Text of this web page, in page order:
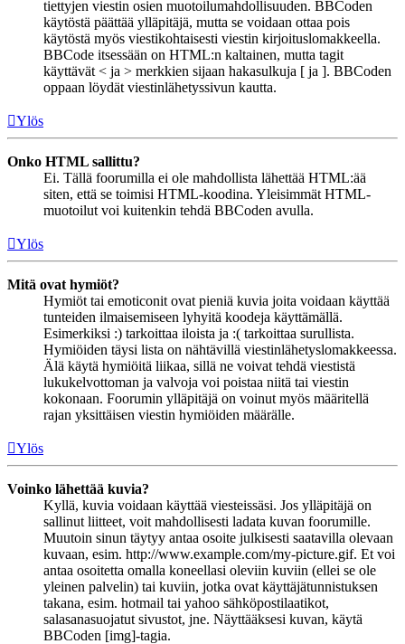
tiettyjen viestin osien muotoilumahdollisuuden. BBCoden
käytöstä päättää ylläpitäjä, mutta se voidaan ottaa pois
käytöstä myös viestikohtaisesti viestin kirjoituslomakkeella.
BBCode itsessään on HTML:n kaltainen, mutta tagit
käyttävät < ja > merkkien sijaan hakasulkuja [ ja ]. BBCoden
oppaan löydät viestinlähetyssivun kautta.
Ylös
Onko HTML sallittu?
Ei. Tällä foorumilla ei ole mahdollista lähettää HTML:ää
siten, että se toimisi HTML-koodina. Yleisimmät HTML-
muotoilut voi kuitenkin tehdä BBCoden avulla.
Ylös
Mitä ovat hymiöt?
Hymiöt tai emoticonit ovat pieniä kuvia joita voidaan käyttää
tunteiden ilmaisemiseen lyhyitä koodeja käyttämällä.
Esimerkiksi :) tarkoittaa iloista ja :( tarkoittaa surullista.
Hymiöiden täysi lista on nähtävillä viestinlähetyslomakkeessa.
Älä käytä hymiöitä liikaa, sillä ne voivat tehdä viestistä
lukukelvottoman ja valvoja voi poistaa niitä tai viestin
kokonaan. Foorumin ylläpitäjä on voinut myös määritellä
rajan yksittäisen viestin hymiöiden määrälle.
Ylös
Voinko lähettää kuvia?
Kyllä, kuvia voidaan käyttää viesteissäsi. Jos ylläpitäjä on
sallinut liitteet, voit mahdollisesti ladata kuvan foorumille.
Muutoin sinun täytyy antaa osoite julkisesti saatavilla olevaan
kuvaan, esim. http://www.example.com/my-picture.gif. Et voi
antaa osoitetta omalla koneellasi oleviin kuviin (ellei se ole
yleinen palvelin) tai kuviin, jotka ovat käyttäjätunnistuksen
takana, esim. hotmail tai yahoo sähköpostilaatikot,
salasanasuojatut sivustot, jne. Näyttääksesi kuvan, käytä
BBCoden [img]-tagia.